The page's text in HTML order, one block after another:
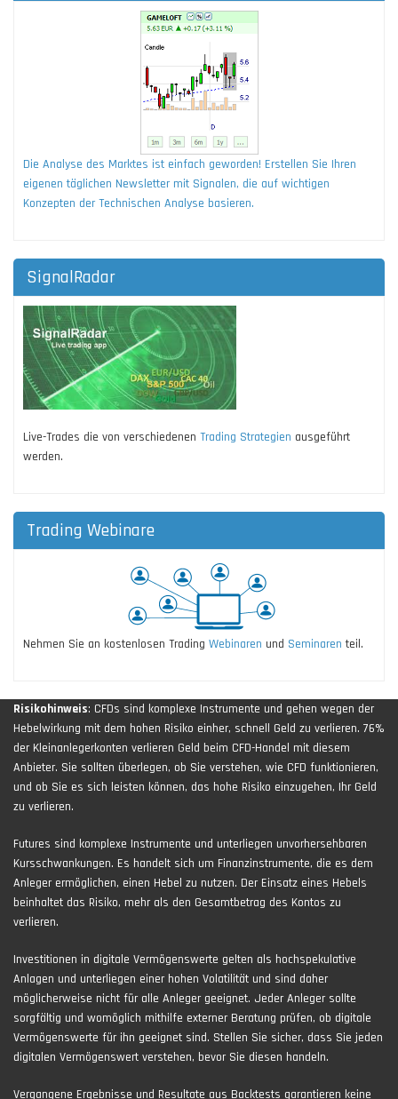
Die Analyse des Marktes ist einfach geworden! Erstellen Sie Ihren
eigenen täglichen Newsletter mit Signalen, die auf wichtigen
Konzepten der Technischen Analyse basieren.
SignalRadar
Live-Trades die von verschiedenen Trading Strategien ausgeführt
werden.
Trading Webinare
Nehmen Sie an kostenlosen Trading Webinaren und Seminaren teil.
Risikohinweis: CFDs sind komplexe Instrumente und gehen wegen der
Hebelwirkung mit dem hohen Risiko einher, schnell Geld zu verlieren. 76%
der Kleinanlegerkonten verlieren Geld beim CFD-Handel mit diesem
Anbieter. Sie sollten überlegen, ob Sie verstehen, wie CFD funktionieren,
und ob Sie es sich leisten können, das hohe Risiko einzugehen, Ihr Geld
zu verlieren.
Futures sind komplexe Instrumente und unterliegen unvorhersehbaren
Kursschwankungen. Es handelt sich um Finanzinstrumente, die es dem
Anleger ermöglichen, einen Hebel zu nutzen. Der Einsatz eines Hebels
beinhaltet das Risiko, mehr als den Gesamtbetrag des Kontos zu
verlieren.
Investitionen in digitale Vermögenswerte gelten als hochspekulative
Anlagen und unterliegen einer hohen Volatilität und sind daher
möglicherweise nicht für alle Anleger geeignet. Jeder Anleger sollte
sorgfältig und womöglich mithilfe externer Beratung prüfen, ob digitale
Vermögenswerte für ihn geeignet sind. Stellen Sie sicher, dass Sie jeden
digitalen Vermögenswert verstehen, bevor Sie diesen handeln.
Vergangene Ergebnisse und Resultate aus Backtests garantieren keine